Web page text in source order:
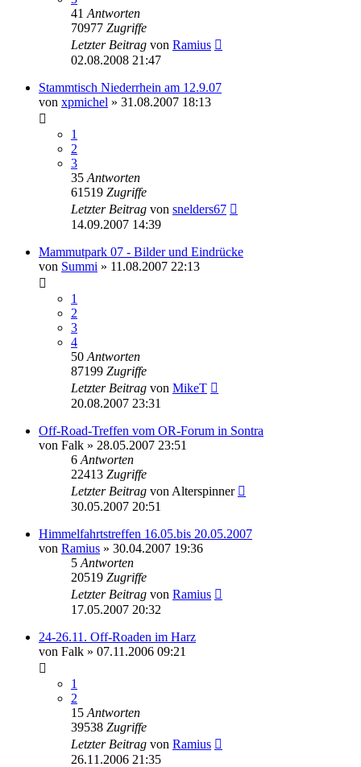
41 Antworten
70977 Zugriffe
Letzter Beitrag von Ramius
02.08.2008 21:47
Stammtisch Niederrhein am 12.9.07
von xpmichel » 31.08.2007 18:13
1
2
3
35 Antworten
61519 Zugriffe
Letzter Beitrag von snelders67
14.09.2007 14:39
Mammutpark 07 - Bilder und Eindrücke
von Summi » 11.08.2007 22:13
1
2
3
4
50 Antworten
87199 Zugriffe
Letzter Beitrag von MikeT
20.08.2007 23:31
Off-Road-Treffen vom OR-Forum in Sontra
von Falk » 28.05.2007 23:51
6 Antworten
22413 Zugriffe
Letzter Beitrag von Alterspinner
30.05.2007 20:51
Himmelfahrtstreffen 16.05.bis 20.05.2007
von Ramius » 30.04.2007 19:36
5 Antworten
20519 Zugriffe
Letzter Beitrag von Ramius
17.05.2007 20:32
24-26.11. Off-Roaden im Harz
von Falk » 07.11.2006 09:21
1
2
15 Antworten
39538 Zugriffe
Letzter Beitrag von Ramius
26.11.2006 21:35